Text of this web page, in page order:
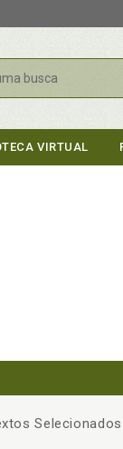
VIRTUAL
Selecionados